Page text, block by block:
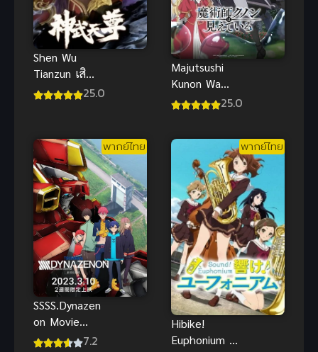
Shen Wu
Tianzun เสินอู่
เทียนจุน 3D25.0
Majutsushi
Kunon Wa
Mieteiru จอม
ซับไทย
25.0
พากย์ไทย
SSSS.Dynazen
on Movie
พากย์ไทย อนิ
7.2
พากย์ไทย
Hibike!
Euphonium ฮิ